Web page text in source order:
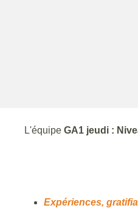
L'équipe GA1 jeudi :
Expériences,